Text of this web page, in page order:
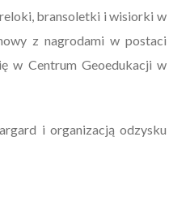
bransoletki i wisiorki w
z nagrodami w postaci
w Centrum Geoedukacji w
i organizacją odzysku